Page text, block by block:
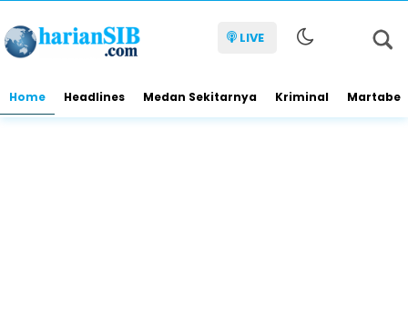
LIVE
Home Headlines Medan Sekitarnya Kriminal Martabe